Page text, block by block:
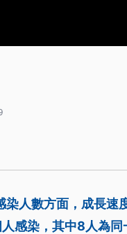
人數方面，成長速
感染，其中8人為